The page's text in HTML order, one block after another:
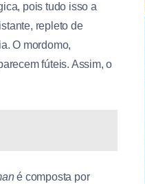
pois tudo isso a
repleto de
O mordomo,
fúteis. Assim, o
é composta por